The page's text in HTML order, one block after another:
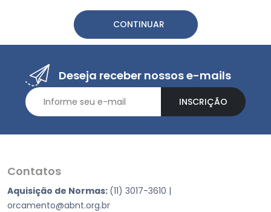
CONTINUAR
Deseja receber nossos e-mails
INSCRIÇÃO
Contatos
Aquisição de Normas: (11) 3017-3610 |
orcamento@abnt.org.br